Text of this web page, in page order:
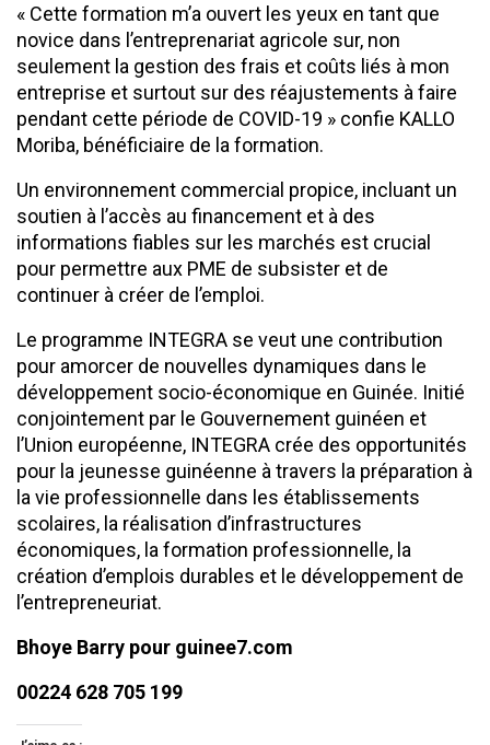
« Cette formation m’a ouvert les yeux en tant que
novice dans l’entreprenariat agricole sur, non
seulement la gestion des frais et coûts liés à mon
entreprise et surtout sur des réajustements à faire
pendant cette période de COVID-19 » confie KALLO
Moriba, bénéficiaire de la formation.
Un environnement commercial propice, incluant un
soutien à l’accès au financement et à des
informations fiables sur les marchés est crucial
pour permettre aux PME de subsister et de
continuer à créer de l’emploi.
Le programme INTEGRA se veut une contribution
pour amorcer de nouvelles dynamiques dans le
développement socio-économique en Guinée. Initié
conjointement par le Gouvernement guinéen et
l’Union européenne, INTEGRA crée des opportunités
pour la jeunesse guinéenne à travers la préparation à
la vie professionnelle dans les établissements
scolaires, la réalisation d’infrastructures
économiques, la formation professionnelle, la
création d’emplois durables et le développement de
l’entrepreneuriat.
Bhoye Barry pour guinee7.com
00224 628 705 199